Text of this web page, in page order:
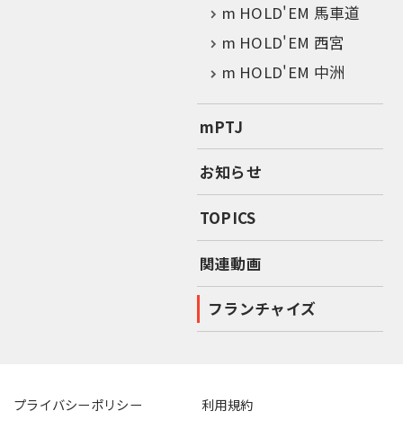
m HOLD'EM 馬車道
m HOLD'EM 西宮
m HOLD'EM 中洲
mPTJ
お知らせ
TOPICS
関連動画
フランチャイズ
プライバシーポリシー 利用規約